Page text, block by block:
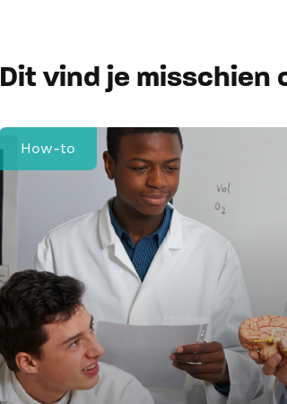
Dit vind je misschien
How-to